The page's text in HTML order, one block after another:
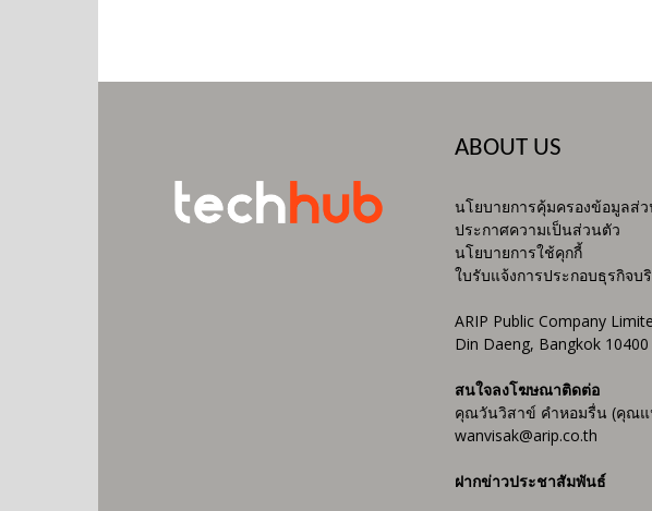
ABOUT US
นโยบายการคุ้มครองข้อมูลส่
ประกาศความเป็นส่วนตัว
นโยบายการใช้คุกกี้
ใบรับแจ้งการประกอบธุรกิจ
ARIP Public Company
Din Daeng, Bangkok
สนใจลงโฆษณาติดต่อ
คุณวันวิสาข์ คำหอมรื่น (คุณแ
wanvisak@arip.co.th
ฝากข่าวประชาสัมพันธ์